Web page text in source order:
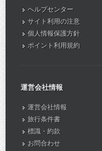
ヘルプセンター
サイト利用の注意
個人情報保護方針
ポイント利用規約
運営会社情報
運営会社情報
旅行条件書
標識・約款
お問合わせ